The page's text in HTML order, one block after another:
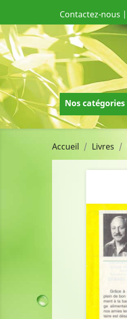
Contactez-nous |
Nos catégories
Accueil Livres